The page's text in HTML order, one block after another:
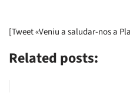
[Tweet «Veniu a saludar-nos a
Related posts: